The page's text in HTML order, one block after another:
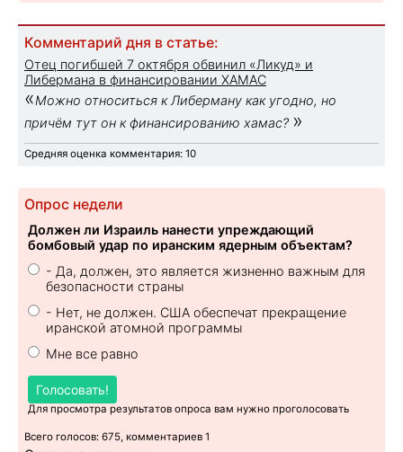
Комментарий дня в статье:
Отец погибшей 7 октября обвинил «Ликуд» и
Либермана в финансировании ХАМАС
«Можно относиться к Либерману как угодно, но
причём тут он к финансированию хамас? »
Средняя оценка комментария: 10
Опрос недели
Должен ли Израиль нанести упреждающий
бомбовый удар по иранским ядерным объектам?
- Да, должен, это является жизненно важным для
безопасности страны
- Нет, не должен. США обеспечат прекращение
иранской атомной программы
Мне все равно
Голосовать!
Для просмотра результатов опроса вам нужно проголосовать
Всего голосов: 675, комментариев 1